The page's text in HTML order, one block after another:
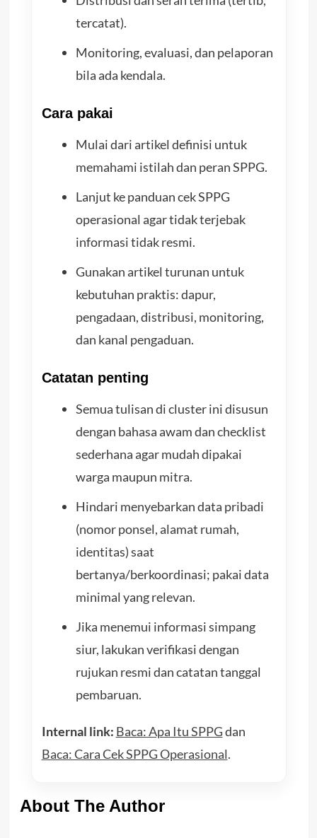
tercatat).
Monitoring, evaluasi, dan pelaporan
bila ada kendala.
Cara pakai
Mulai dari artikel definisi untuk
memahami istilah dan peran SPPG.
Lanjut ke panduan cek SPPG
operasional agar tidak terjebak
informasi tidak resmi.
Gunakan artikel turunan untuk
kebutuhan praktis: dapur,
pengadaan, distribusi, monitoring,
dan kanal pengaduan.
Catatan penting
Semua tulisan di cluster ini disusun
dengan bahasa awam dan checklist
sederhana agar mudah dipakai
warga maupun mitra.
Hindari menyebarkan data pribadi
(nomor ponsel, alamat rumah,
identitas) saat
bertanya/berkoordinasi; pakai data
minimal yang relevan.
Jika menemui informasi simpang
siur, lakukan verifikasi dengan
rujukan resmi dan catatan tanggal
pembaruan.
Internal link: Baca: Apa Itu SPPGdan
Baca: Cara Cek SPPG Operasional.
About The Author